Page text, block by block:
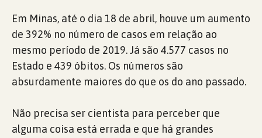
Em Minas, até o dia 18 de abril, houve um aumento
de 392% no número de casos em relação ao
mesmo período de 2019. Já são 4.577 casos no
Estado e 439 óbitos. Os números são
absurdamente maiores do que os do ano passado.
Não precisa ser cientista para perceber que
alguma coisa está errada e que há grandes